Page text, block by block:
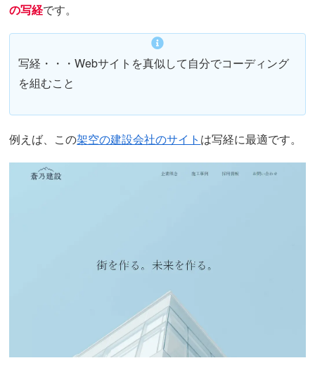
の写経です。
写経・・・Webサイトを真似して自分でコーディング
を組むこと
例えば、この架空の建設会社のサイト は写経に最適です。